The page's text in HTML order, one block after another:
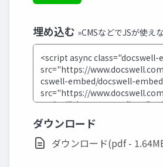
埋め込む »CMSなどでJSが使え
ダウンロード
ダウンロード(pdf -